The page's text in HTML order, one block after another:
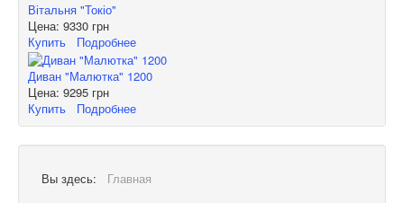
Вітальня "Токіо"
Цена: 9330 грн
Купить
Подробнее
Диван "Малютка" 1200
Цена: 9295 грн
Купить
Подробнее
Вы здесь: Главная